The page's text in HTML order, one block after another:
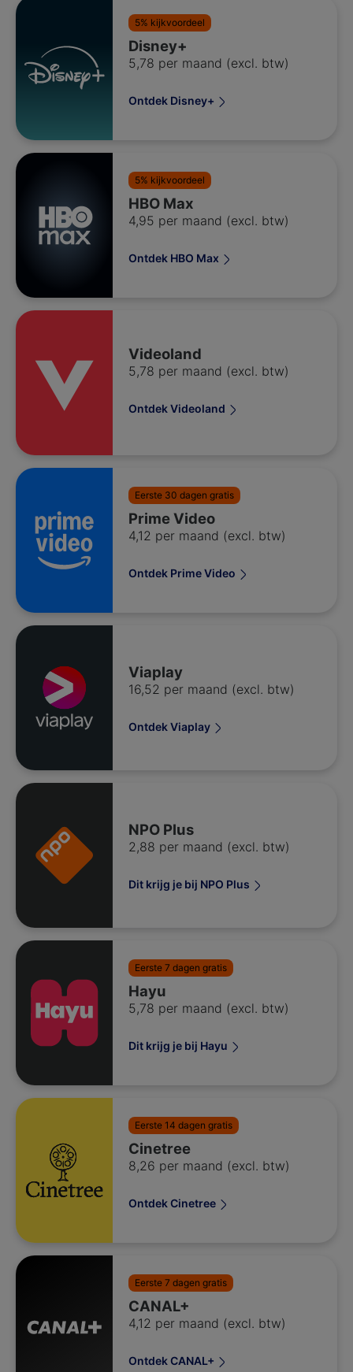
5% kijkvoordeel
Disney+
5,78 per maand (excl. btw)
Ontdek Disney+
5% kijkvoordeel
HBO Max
4,95 per maand (excl. btw)
Ontdek HBO Max
Videoland
5,78 per maand (excl. btw)
Ontdek Videoland
Eerste 30 dagen gratis
Prime Video
4,12 per maand (excl. btw)
Ontdek Prime Video
Viaplay
16,52 per maand (excl. btw)
Ontdek Viaplay
NPO Plus
2,88 per maand (excl. btw)
Dit krijg je bij NPO Plus
Eerste 7 dagen gratis
Hayu
5,78 per maand (excl. btw)
Dit krijg je bij Hayu
Eerste 14 dagen gratis
Cinetree
8,26 per maand (excl. btw)
Ontdek Cinetree
Eerste 7 dagen gratis
CANAL+
4,12 per maand (excl. btw)
Ontdek CANAL+